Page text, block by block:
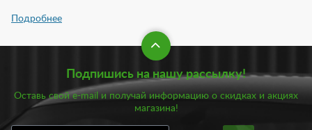
Подпишись на нашу рассылку!
Оставь свой e-mail и получай информацию о скидках и акциях
магазина!